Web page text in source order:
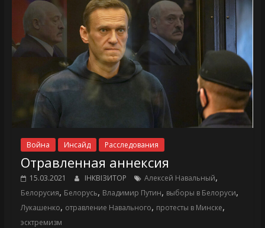
Война Инсайд Расследования
Отравленная аннексия
15.03.2021 ІНКВІЗИТОР Алексей Навальный,
Белорусия, Белорусь, Владимир Путин, выборы в Белоруси,
Лукашенко, отравление Навального, протесты в Минске,
эсктремизм